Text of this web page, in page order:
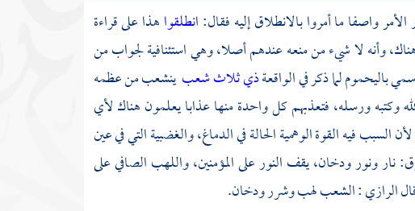
واصفا ما أمروا بالانطلاق إليه فقال:انطلقواهذا على قراءة
وأنه لا شيء من منعه عندهم أصلا، وهي استئنافية لجواب من
لما ذكر في الواقعةذي ثلاث شعب ينشعب من عظمه
ورسله، فتعذبهم كل واحدة منها عذابا يعلمون هناك لأي
فيه القوة الوهمية الحالة في الدماغ، والغضبية التي في عين
ونور ودخان، يقف النور على المؤمنين، واللهب الصافي على
الرازي: الشعب لهب وشرر ودخان.